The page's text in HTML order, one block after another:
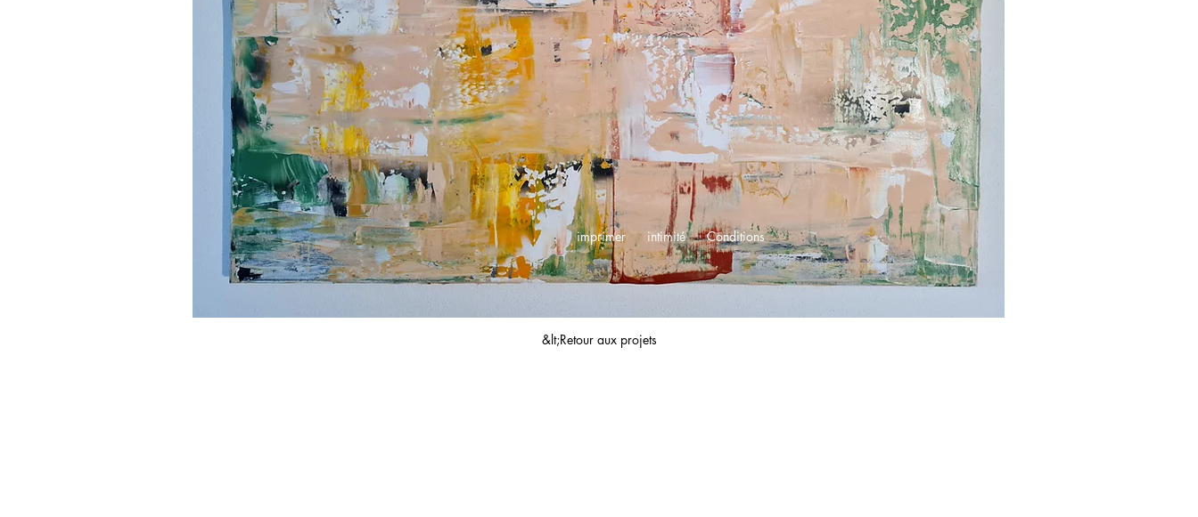
&lt;Retour aux projets
imprimer intimité Conditions